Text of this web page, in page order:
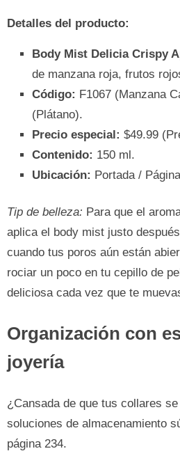
Detalles del producto:
Body Mist Delicia Crispy
de manzana roja, frutos
Código: F1067 (Manzana
(Plátano).
Precio especial: $49.99
Contenido: 150 ml.
Ubicación: Portada /
Tip de belleza: Para que el
aplica el body mist justo
cuando tus poros aún están
rociar un poco en tu cepillo de
deliciosa cada vez que te
Organización con
joyería
¿Cansada de que tus collares
soluciones de almacenamiento
página 234.